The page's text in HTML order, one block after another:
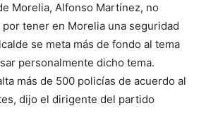
Morelia, Alfonso Martínez, no
tener en Morelia una seguridad
se meta más de fondo al tema
personalmente dicho tema.
más de 500 policías de acuerdo al
dijo el dirigente del partido